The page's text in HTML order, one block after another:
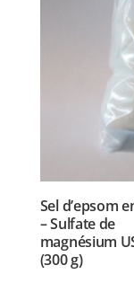
Sel d’epsom
– Sulfate de
magnésium
(300 g)